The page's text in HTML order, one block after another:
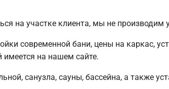
на участке клиента, мы не
современной бани, цены на каркас,
на нашем сайте.
санузла, сауны, бассейна, а также